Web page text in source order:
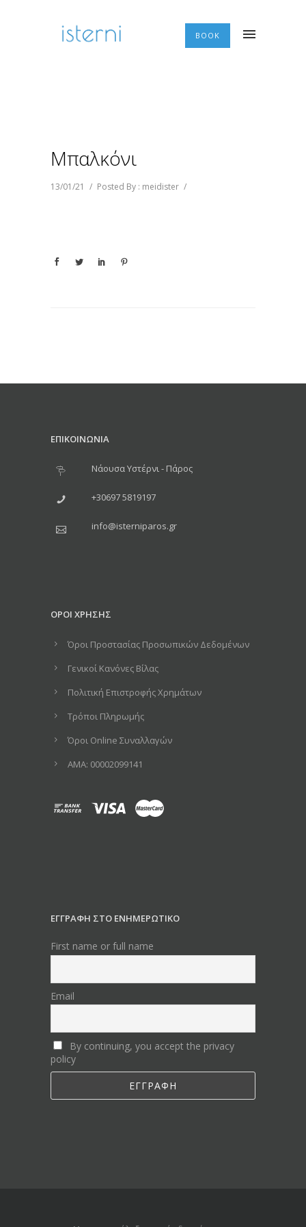
BOOK
Μπαλκόνι
13/01/21 / Posted By : meidister /
ΕΠΙΚΟΙΝΩΝΙΑ
Νάουσα Υστέρνι - Πάρος
+30697 5819197
info@isterniparos.gr
ΟΡΟΙ ΧΡΗΣΗΣ
Όροι Προστασίας Προσωπικών Δεδομένων
Γενικοί Κανόνες Βίλας
Πολιτική Επιστροφής Χρημάτων
Τρόποι Πληρωμής
Όροι Online Συναλλαγών
ΑΜΑ: 00002099141
ΕΓΓΡΑΦΗ ΣΤΟ ΕΝΗΜΕΡΩΤΙΚΟ
First name or full name
Email
By continuing, you accept the privacy
policy